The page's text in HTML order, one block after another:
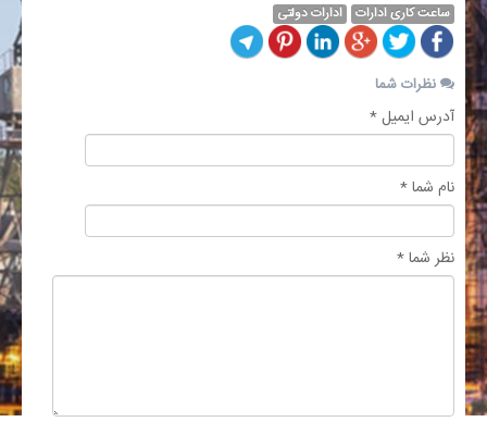
ساعت کاری ادارات ادارات دولتی
نظرات شما
آدرس ایمیل *
نام شما *
نظر شما *